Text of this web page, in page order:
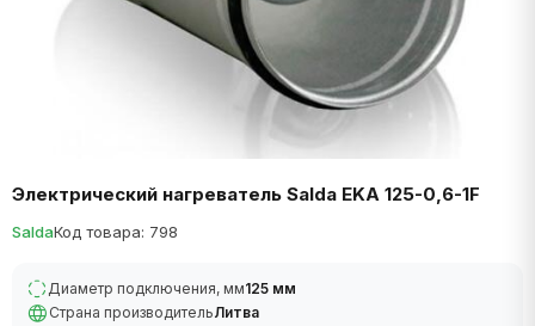
Электрический нагреватель Salda EKA 125-0,6-1F
SaldaКод товара: 798
Диаметр подключения, мм125 мм
Страна производительЛитва